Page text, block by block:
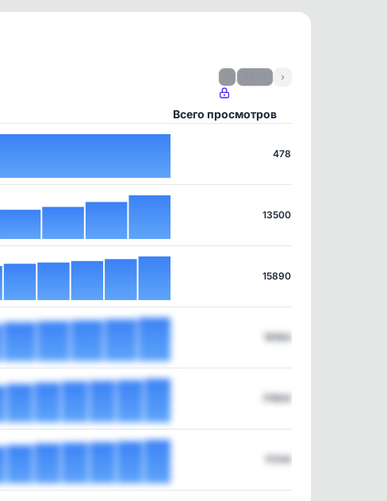
›
Всего просмотров
478
13500
15890
16164
17904
17314